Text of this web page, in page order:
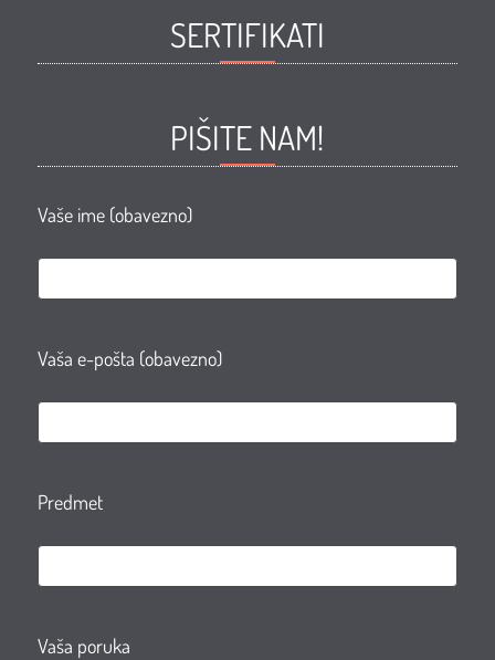
ljepote
ZORAN
page
ljepote
ZORAN
group
ljepote
ZORAN
ZORAN
SERTIFIKATI
PIŠITE NAM!
Vaše ime (obavezno)
Vaša e-pošta (obavezno)
Predmet
Vaša poruka